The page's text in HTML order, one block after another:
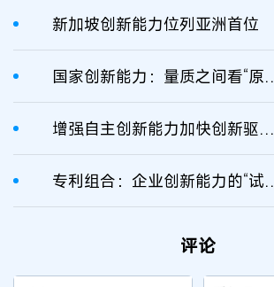
新加坡创新能力位列亚洲首位
国家创新能
增强自主创新能力加快创新驱动发展
专利组合：
评论